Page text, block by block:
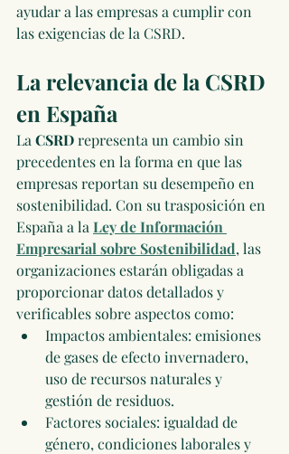
ayudar a las empresas a cumplir con
las exigencias de la CSRD.
La relevancia de la CSRD
en España
La CSRD representa un cambio sin
precedentes en la forma en que las
empresas reportan su desempeño en
sostenibilidad. Con su trasposición en
España a la Ley de Información
Empresarial sobre Sostenibilidad, las
organizaciones estarán obligadas a
proporcionar datos detallados y
verificables sobre aspectos como:
Impactos ambientales: emisiones
de gases de efecto invernadero,
uso de recursos naturales y
gestión de residuos.
Factores sociales: igualdad de
género, condiciones laborales y